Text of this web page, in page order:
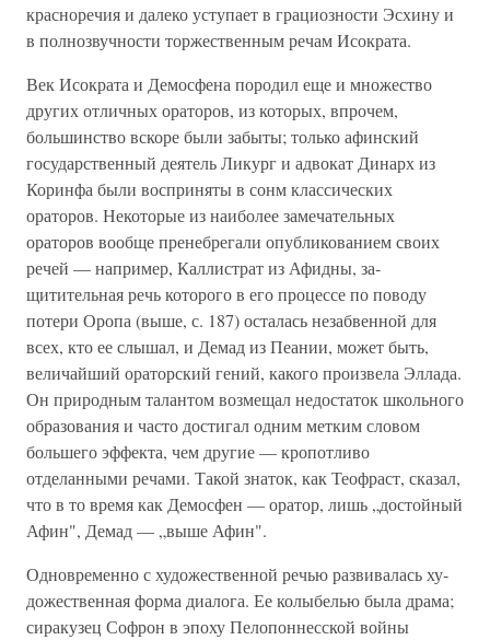
красноречия и далеко усту­пает в грациозности Эсхину и
в полнозвучности торжест­венным речам Исократа.
Век Исократа и Демосфена породил еще и множество
других отличных ораторов, из которых, впрочем,
большин­ство вскоре были забыты; только афинский
государственный деятель Ликург и адвокат Динарх из
Коринфа были воспри­няты в сонм классических
ораторов. Некоторые из наиболее замечательных
ораторов вообще пренебрегали опубликова­нием своих
речей — например, Каллистрат из Афидны, за­
щитительная речь которого в его процессе по поводу
потери Оропа (выше, с. 187) осталась незабвенной для
всех, кто ее слышал, и Демад из Пеании, может быть,
величайший ора­торский гений, какого произвела Эллада.
Он природным та­лантом возмещал недостаток школьного
образования и часто достигал одним метким словом
большего эффекта, чем дру­гие — кропотливо
отделанными речами. Такой знаток, как Теофраст, сказал,
что в то время как Демосфен — оратор, лишь „достойный
Афин", Демад — „выше Афин".
Одновременно с художественной речью развивалась ху­
дожественная форма диалога. Ее колыбелью была драма;
сиракузец Софрон в эпоху Пелопоннесской войны